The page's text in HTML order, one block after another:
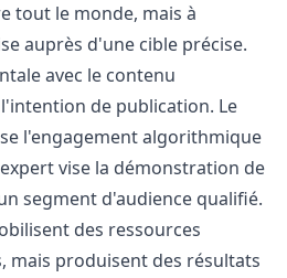
tout le monde, mais à
auprès d'une cible précise.
avec le contenu
de publication. Le
l'engagement algorithmique
vise la démonstration de
segment d'audience qualifié.
des ressources
mais produisent des résultats